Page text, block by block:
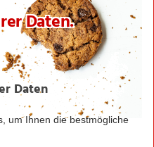
Nach oben
Preise in